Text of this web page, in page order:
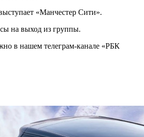
«Манчестер Сити».
на выход из группы.
в нашем телеграм-канале «РБК